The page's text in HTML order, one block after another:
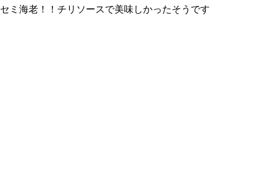
セミ海老！！チリソースで美味しかったそうです